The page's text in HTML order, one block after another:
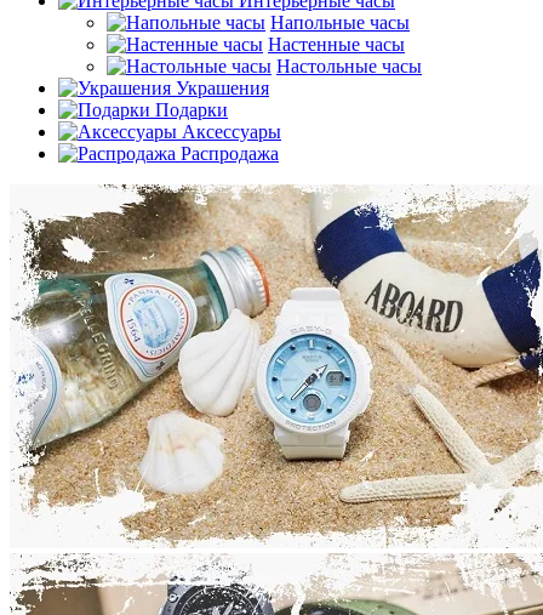
Напольные часы
Настенные часы
Настольные часы
Украшения
Подарки
Аксессуары
Распродажа